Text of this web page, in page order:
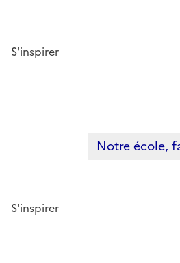
S'inspirer
Notre école,
S'inspirer